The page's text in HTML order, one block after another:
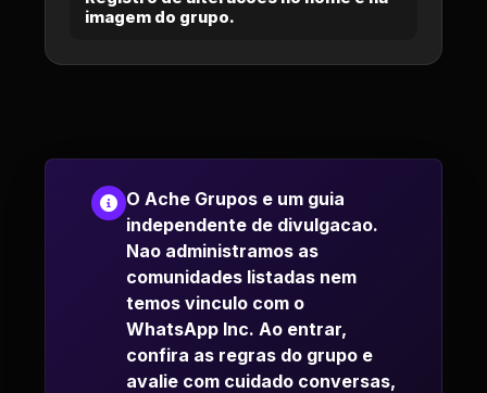
imagem do grupo.
O Ache Grupos e um guia
independente de divulgacao.
Nao administramos as
comunidades listadas nem
temos vinculo com o
WhatsApp Inc. Ao entrar,
confira as regras do grupo e
avalie com cuidado conversas,